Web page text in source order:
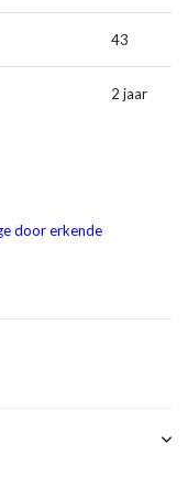
43
2 jaar
door erkende